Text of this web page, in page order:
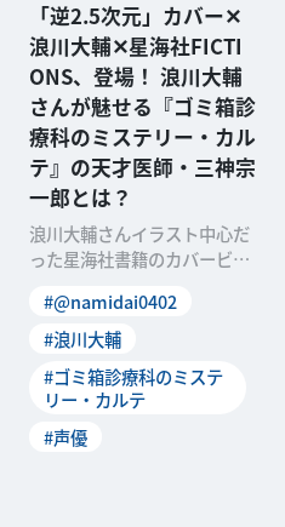
「逆2.5次元」カバー✕
浪川大輔✕星海社FICTI
ONS、登場！ 浪川大輔
さんが魅せる『ゴミ箱診
療科のミステリー・カル
テ』の天才医師・三神宗
一郎とは？
浪川大輔さんイラスト中心だ
った星海社書籍のカバービジ
じるのは表現者・浪川
#@namidai0402
#浪川大輔
#ゴミ箱診療科のミステ
リー・カルテ
#声優